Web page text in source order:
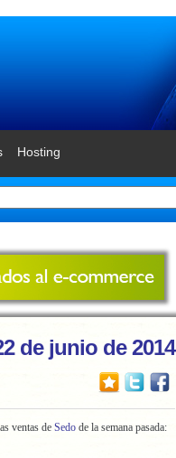
Hosting
de junio de 2014
ventas de Sedo de la semana pasada: